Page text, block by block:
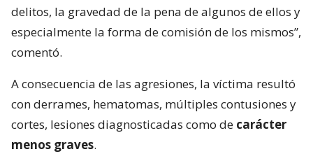
delitos, la gravedad de la pena de algunos de ellos y
especialmente la forma de comisión de los mismos”,
comentó.
A consecuencia de las agresiones, la víctima resultó
con derrames, hematomas, múltiples contusiones y
cortes, lesiones diagnosticadas como de carácter
menos graves.